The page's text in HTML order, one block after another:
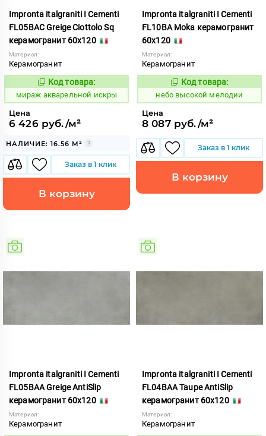
Impronta italgraniti I Cementi
FL05BAC Greige Ciottolo Sq
керамогранит 60x120
Материал:
Керамогранит
984409
Код товара:
мираж акварельной искры
Цена
6 426 руб./м²
НАЛИЧИЕ: 16.56 М²
Заказ в 1 клик
В корзину
Impronta italgraniti I Cementi
FL10BA Moka керамогранит
60x120
Материал:
Керамогранит
1111423
Код товара:
небо высокой мелодии
Цена
8 087 руб./м²
Заказ в 1 клик
В корзину
Impronta italgraniti I Cementi
FL05BAA Greige AntiSlip
керамогранит 60x120
Материал:
Керамогранит
Impronta italgraniti I Cementi
FL04BAA Taupe AntiSlip
керамогранит 60x120
Материал:
Керамогранит